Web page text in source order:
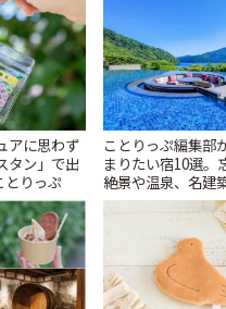
アに思わず
タン」で出
とりっぷ
ことりっぷ編集部
まりたい宿10選。
絶景や温泉、名建
りっぷ